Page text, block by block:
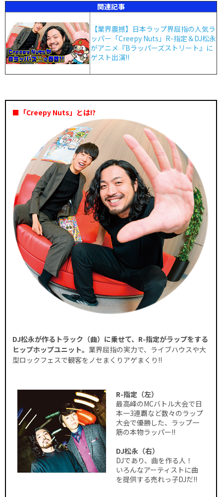
関連記事
【業界震撼】日本ラップ界屈指の人気ラ
ッパー「Creepy Nuts」R-指定＆DJ松永
がアニメ『Bラッパーズストリート』に
ゲスト出演!!
■「Creepy Nuts」とは!?
DJ松永が作るトラック（曲）に乗せて、R-指定がラップをする
ヒップホップユニット。 業界屈指の実力で、ライブハウスや大
型ロックフェスで観客をノセまくりアゲまくり!!
R-指定（左）
最高峰のMCバトル大会で日
本一3連覇など数々のラップ
大会で優勝した、ラップ一
筋の本物ラッパー!!
DJ松永（右）
DJであり、曲を作る人！
いろんなアーティストに曲
を提供する売れっ子DJだ!!